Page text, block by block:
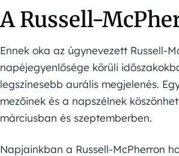
A Russell-
Ennek oka az úgynevezett Russell-
napéjegyenlősége körüli
legszínesebb aurális megjelenés.
mezőinek és a napszélnek
márciusban és szeptemberben.
Napjainkban a Russell-McPherron